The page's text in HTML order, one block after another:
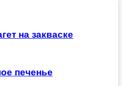
на закваске
печенье